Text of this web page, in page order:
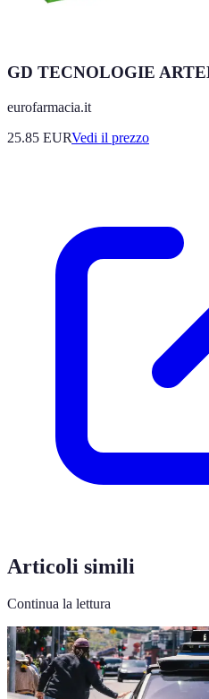
GD TECNOLOGIE
eurofarmacia.it
25.85 EURVedi il prezzo
Articoli simili
Continua la lettura